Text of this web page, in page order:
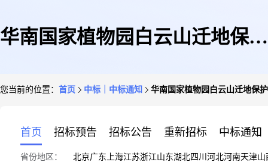
华南国家植物园白云山迁地保护
您当前的位置： 首页 中标｜中标通知 华南国家植物园白云山迁地保
首页 招标预告 招标公告 重新招标 中标通知
省份地区： 北京广东 上海江苏浙江山东湖北四川 河北河南天津山